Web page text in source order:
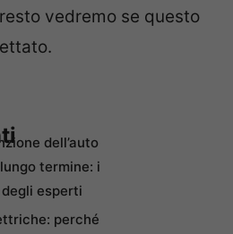
vedremo se questo
dell’auto
termine: i
esperti
perché